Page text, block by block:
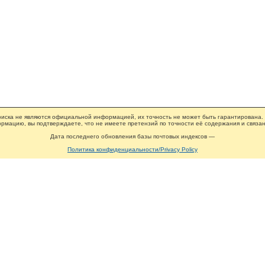
не являются официальной информацией, их точность не может быть гарантирована.
вы подтверждаете, что не имеете претензий по точности её содержания и
Дата последнего обновления базы почтовых индексов —
Политика конфиденциальности/Privacy Policy